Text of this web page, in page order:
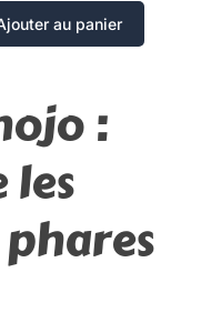
au panier
: